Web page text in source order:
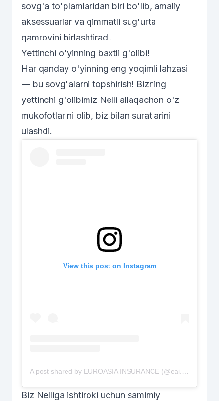
sovg'a to'plamlaridan biri bo'lib, amaliy
aksessuarlar va qimmatli sug'urta
qamrovini birlashtiradi.
Yettinchi o'yinning baxtli g'olibi!
Har qanday o'yinning eng yoqimli lahzasi
— bu sovg'alarni topshirish! Bizning
yettinchi g'olibimiz Nelli allaqachon o'z
mukofotlarini olib, biz bilan suratlarini
ulashdi.
View this post on Instagram
Biz Nelliga ishtiroki uchun samimiy